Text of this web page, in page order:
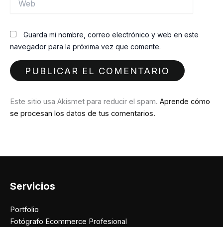
Guarda mi nombre, correo electrónico y web en este
navegador para la próxima vez que comente.
Este sitio usa Akismet para reducir el spam. Aprende cómo
se procesan los datos de tus comentarios.
Servicios
Portfolio
Fotógrafo Ecommerce Profesional